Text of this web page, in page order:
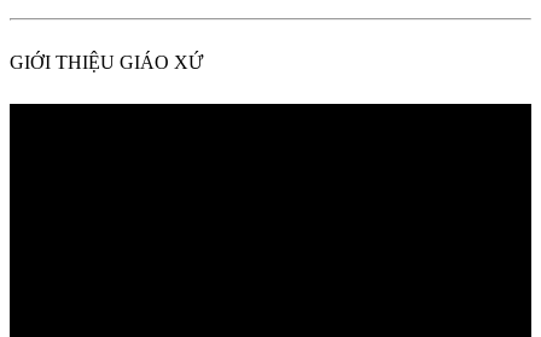
GIỚI THIỆU GIÁO XỨ